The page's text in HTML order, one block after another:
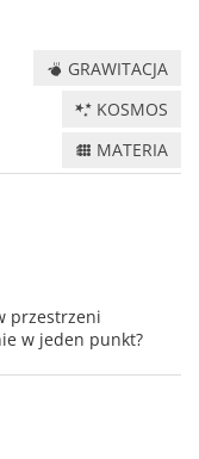
GRAWITACJA
KOSMOS
MATERIA
przestrzeni
w jeden punkt?